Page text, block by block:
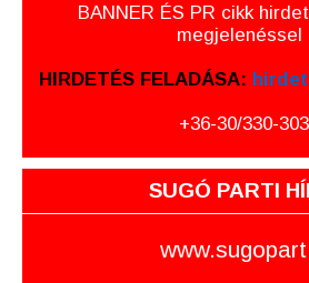
BANNER ÉS PR cikk
megjelenéssel
HIRDETÉS FELADÁSA:
+36-30/330-
SUGÓ PARTI